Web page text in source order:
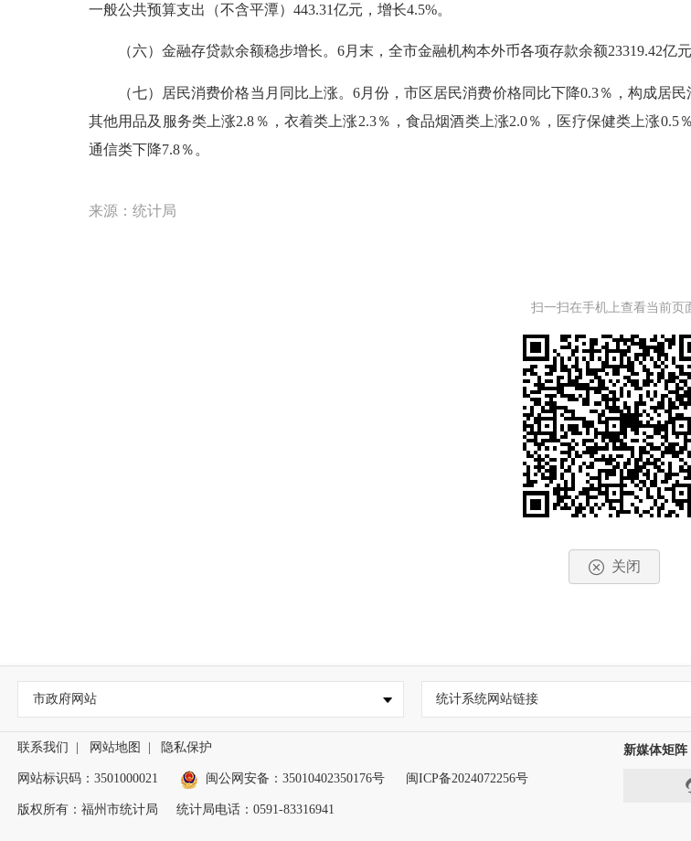
一般公共预算支出（不含平潭）443.31亿元，增长4.5%。
（六）金融存贷款余额稳步增长。6月末，全市金融机构本外币各项存款余额23319.42亿元
（七）居民消费价格当月同比上涨。6月份，市区居民消费价格同比下降0.3％，构成居民
其他用品及服务类上涨2.8％，衣着类上涨2.3％，食品烟酒类上涨2.0％，医疗保健类上涨
通信类下降7.8％。
来源：统计局
扫一扫在手机上查看当前页
关闭
市政府网站 统计系统网站链接
联系我们 网站地图 隐私保护
网站标识码：3501000021 闽公网安备：35010402350176号 闽ICP备2024072256号
版权所有：福州市统计局 统计局电话：0591-83316941
新媒体矩阵